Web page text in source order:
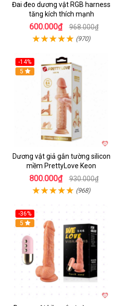
Đai đeo dương vật RGB harness
tăng kích thích mạnh
600.000₫ 968.000₫
(970)
-14%
5
Dương vật giả gắn tường silicon
mềm PrettyLove Keon
800.000₫ 930.000₫
(968)
-36%
5